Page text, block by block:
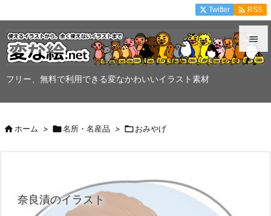
フリー、無料で利用できる変なかわいいイラスト素材


Twitter  RSS
ホーム > 名所・名産品 > おみやげ
奈良漬のイラスト